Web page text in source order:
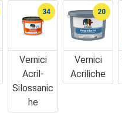
Vernici
Acril-
Silossanic
He
34
Vernici
Acriliche
20